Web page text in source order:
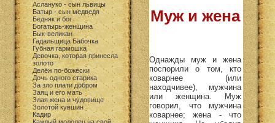
Аслануко - сын львицы
Батыр - сын медведя
Бедняк и бог
Богатырь-женщина
Бык-великан
Гадальщица Бабочка
Губная гармошка
Девочка, которая принесла
золото
Делёж по-божески
Дочь одного старика
За зло плати добром
Заяц и его мать
Злая жена и чудовище
Золотой кувшин
Кадир
Муж и жена
Однажды муж и жена
поспорили о том, кто
коварнее (или
находчивее), мужчина
или женщина. Муж
говорил, что мужчина
коварнее; жена - что